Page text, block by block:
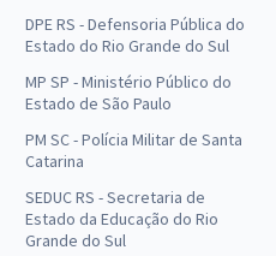
DPE RS - Defensoria Pública do
Estado do Rio Grande do Sul
MP SP - Ministério Público do
Estado de São Paulo
PM SC - Polícia Militar de Santa
Catarina
SEDUC RS - Secretaria de
Estado da Educação do Rio
Grande do Sul